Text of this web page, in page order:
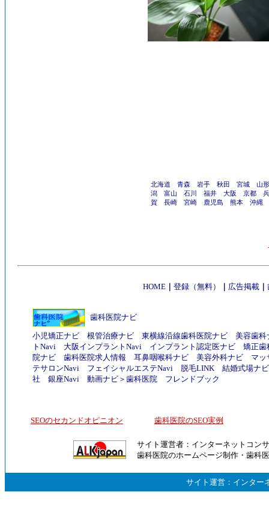
北海道 青森 岩手 秋田 宮城
山形
潟
富山 石川 福井 大阪 京都
賀
長崎 宮崎 鹿児島 熊本 沖縄
HOME｜ 登録（無料） 広告掲載｜
歯科医院ナビ
小児矯正ナビ 根管治療ナビ 東横線沿線歯科医院ナビ
美容歯科
トNavi
大阪インプラントNavi インプラント認定医ナビ
矯正歯
院ナビ
歯科医院求人情報 耳鼻咽喉科ナビ 美容外科ナビ
マッ
テサロンNavi
フェイシャルエステNavi 脱毛LINK
結婚式場ナビ
社
銀座Navi 動画ナビ ＞ 歯科医院 フレンドブック
SEOのセカンドオピニオン 歯科医院のSEO実例
サイト運営者： インターネットコン
歯科医院のホームページ制作 ・ 歯科
サイト運営： インター